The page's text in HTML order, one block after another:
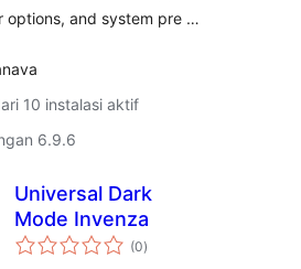
options, and system pre …
10 instalasi aktif
6.9.6
Universal Dark
Mode Invenza
(0total
rating
)